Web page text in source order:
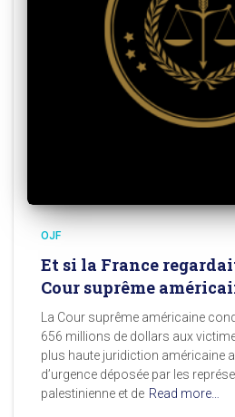
OJF
Et si la France
Cour suprême
La Cour suprême américaine
656 millions de dollars aux
plus haute juridiction américaine
d’urgence déposée par les
palestinienne et de Read more…